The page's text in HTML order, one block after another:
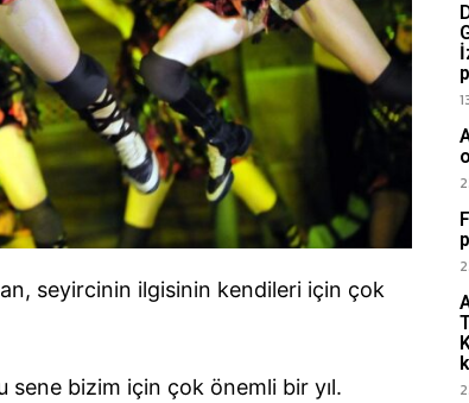
seyircinin ilgisinin kendileri için çok
bizim için çok önemli bir yıl.